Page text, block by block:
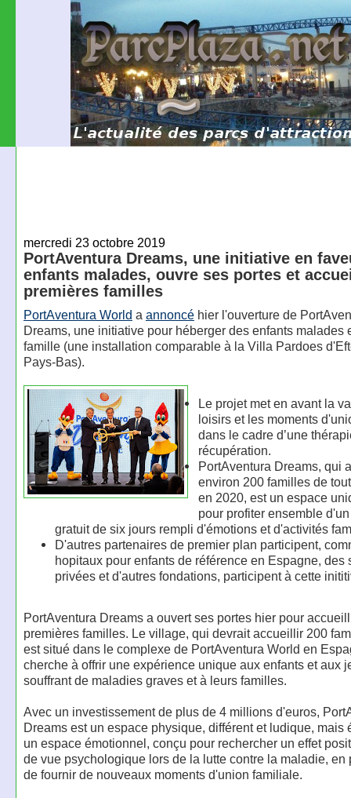
mercredi 23 octobre 2019
PortAventura Dreams, une initiative en
enfants malades, ouvre ses portes et
premières familles
PortAventura World a annoncéhier l'ouverture de
Dreams, une initiative pour héberger des enfants malades
famille (une installation comparable à la Villa Pardoes
Pays-Bas).
Le projet met en avant la
loisirs et les moments
dans le cadre d’une
récupération.
PortAventura Dreams, qui
environ 200 familles de
en 2020, est un espace
pour profiter ensemble
gratuit de six jours rempli d'émotions et d'activités
D'autres partenaires de premier plan participent,
hopitaux pour enfants de référence en Espagne, des
privées et d'autres fondations, participent à cette
PortAventura Dreams a ouvert ses portes hier pour
premières familles. Le village, qui devrait accueillir 200
est situé dans le complexe de PortAventura World en
cherche à offrir une expérience unique aux enfants et aux
souffrant de maladies graves et à leurs familles.
Avec un investissement de plus de 4 millions d'euros,
Dreams est un espace physique, différent et ludique, mais
un espace émotionnel, conçu pour rechercher un effet
de vue psychologique lors de la lutte contre la maladie, en
de fournir de nouveaux moments d'union familiale.